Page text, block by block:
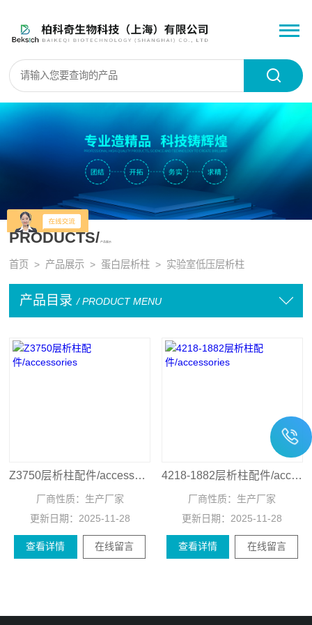
PRODUCTS/ 产品展示
首页 > 产品展示 > 蛋白层析柱 > 实验室低压层析柱
产品目录 / PRODUCT MENU
Z3750层析柱配件/accessories
厂商性质： 生产厂家
更新日期： 2025-11-28
查看详情 在线留言
4218-1882层析柱配件/accessories
厂商性质： 生产厂家
更新日期： 2025-11-28
查看详情 在线留言